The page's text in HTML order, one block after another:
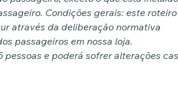
Condições gerais: este
através da deliberação normativa
passageiros em nossa loja.
e poderá sofrer alterações